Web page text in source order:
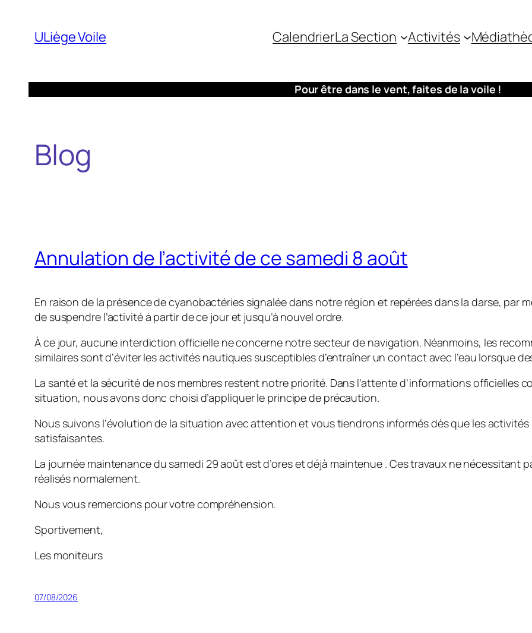
contenu
ULiège Voile CalendrierLa Section Activités
Pour être dans le vent, faites de la voile !
Blog
Annulation de l’activité de ce samedi 8 août
En raison de la présence de cyanobactéries signalée dans notre région et repérées dans la darse, par
de suspendre l’activité à partir de ce jour et jusqu’à nouvel ordre.
À ce jour, aucune interdiction officielle ne concerne notre secteur de navigation. Néanmoins, les
similaires sont d’éviter les activités nautiques susceptibles d’entraîner un contact avec l’eau lorsque
La santé et la sécurité de nos membres restent notre priorité. Dans l’attente d’informations officielles
situation, nous avons donc choisi d’appliquer le principe de précaution.
Nous suivons l’évolution de la situation avec attention et vous tiendrons informés dès que les
satisfaisantes.
La journée maintenance du samedi 29 août est d’ores et déjà maintenue . Ces travaux ne nécessitant
réalisés normalement.
Nous vous remercions pour votre compréhension.
Sportivement,
Les moniteurs
07/08/2026